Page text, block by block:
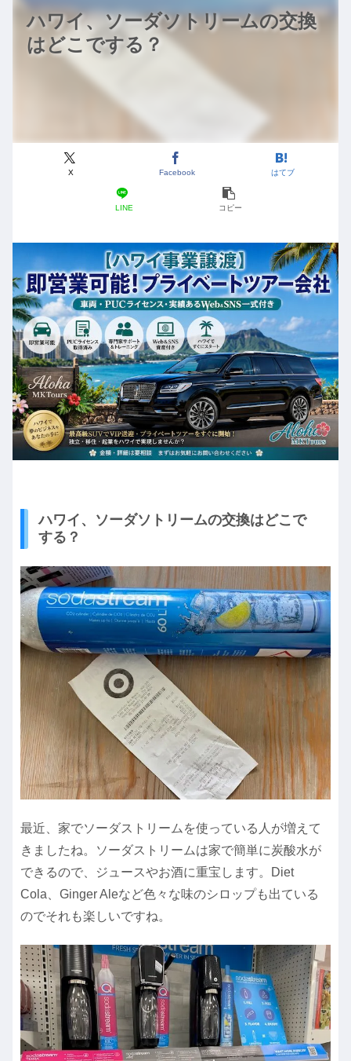
ハワイ、ソーダソトリームの交換
はどこでする？
X Facebook はてブ
LINE コピー
ハワイ、ソーダソトリームの交換はどこで
する？
最近、家でソーダストリームを使っている人が増えて
きましたね。ソーダストリームは家で簡単に炭酸水が
できるので、ジュースやお酒に重宝します。Diet
Cola、Ginger Aleなど色々な味のシロップも出ている
のでそれも楽しいですね。